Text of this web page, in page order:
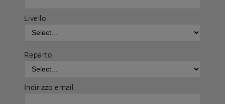
Livello
Reparto
Indirizzo email